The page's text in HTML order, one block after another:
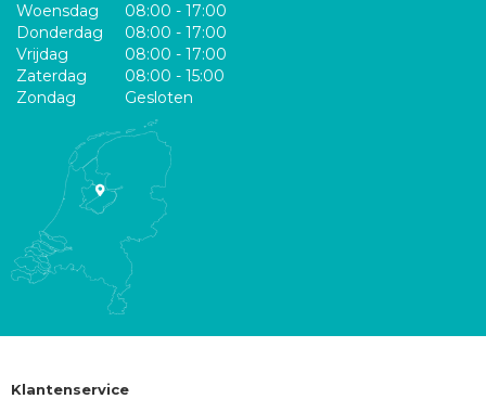
Woensdag
08:00 - 17:00
Donderdag
08:00 - 17:00
Vrijdag
08:00 - 17:00
Zaterdag
08:00 - 15:00
Zondag
Gesloten
Klantenservice